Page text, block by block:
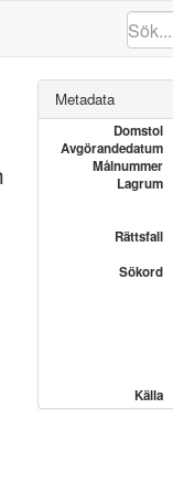
Metadata
Domstol
Avgörandedatum
Målnummer
Lagrum
Rättsfall
Sökord
Källa